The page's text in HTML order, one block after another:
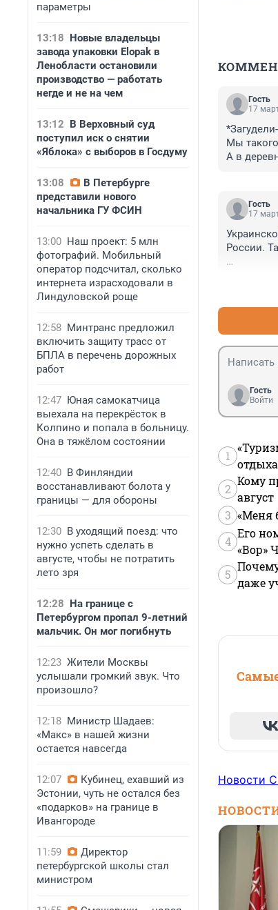
параметры
13:18 Новые владельцы
завода упаковки Elopak в
Ленобласти остановили
производство — работать
негде и не на чем
13:12 В Верховный суд
поступил иск о снятии
«Яблока» с выборов в Госдуму
13:08
В Петербурге
представили нового
начальника ГУ ФСИН
13:00 Наш проект: 5 млн
фотографий. Мобильный
оператор подсчитал, сколько
интернета израсходовали в
Линдуловской роще
12:58 Минтранс предложил
включить защиту трасс от
БПЛА в перечень дорожных
работ
12:47 Юная самокатчица
выехала на перекрёсток в
Колпино и попала в больницу.
Она в тяжёлом состоянии
12:40 В Финляндии
восстанавливают болота у
границы — для обороны
12:30 В уходящий поезд: что
нужно успеть сделать в
августе, чтобы не потратить
лето зря
12:28 На границе с
Петербургом пропал 9-летний
мальчик. Он мог погибнуть
12:23 Жители Москвы
услышали громкий звук. Что
произошло?
12:18 Министр Шадаев:
«Макс» в нашей жизни
остается навсегда
12:07
Кубинец, ехавший из
Эстонии, чуть не остался без
«подарков» на границе в
Ивангороде
11:59
Директор
петербургской школы стал
министром
Гость
17
Мы
А в
Гость
17
России.
наша
Он
Гость
Войти
1
2
Кому
август
3 «Меня
4
Его
«Вор»
5
даже
Новости